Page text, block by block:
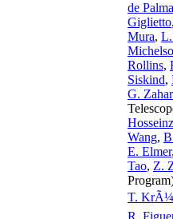
de Palma
Giglietto,
Mura,
Rollins,
Siskind,
G.
Wang,
E. Elmer,
Tao, Z.
T.
R.